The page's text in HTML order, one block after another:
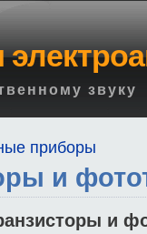
звуку
приборы
и
и